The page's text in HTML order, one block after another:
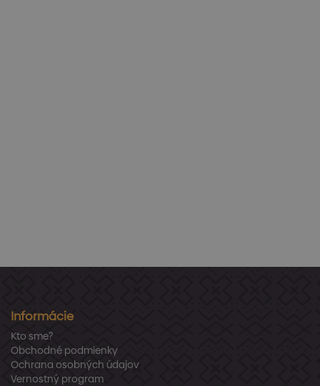
Informácie
Kto sme?
Obchodné podmienky
Ochrana osobných údajov
Vernostný program